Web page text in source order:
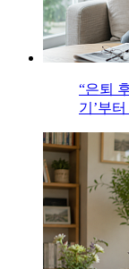
“은퇴
기’부